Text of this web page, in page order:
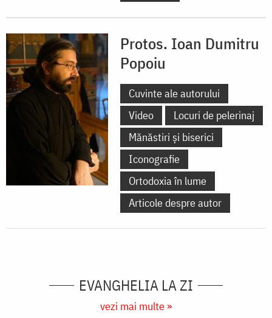
Protos. Ioan Dumitru
Popoiu
Cuvinte ale autorului
Video
Locuri de pelerinaj
Mănăstiri și biserici
Iconografie
Ortodoxia în lume
Articole despre autor
EVANGHELIA LA ZI
vezi mai multe »